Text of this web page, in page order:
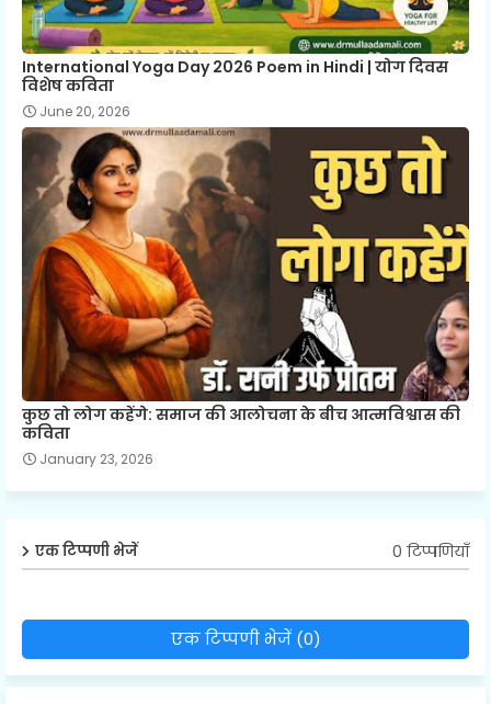
International Yoga Day 2026 Poem in Hindi | योग दिवस
विशेष कविता
June 20, 2026
कुछ तो लोग कहेंगे: समाज की आलोचना के बीच आत्मविश्वास की
कविता
January 23, 2026
एक टिप्पणी भेजें 0 टिप्पणियाँ
एक टिप्पणी भेजें (0)